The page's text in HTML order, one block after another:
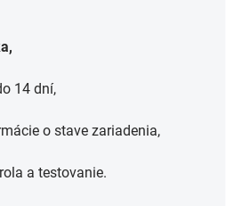
14 dní,
o stave zariadenia,
a testovanie.